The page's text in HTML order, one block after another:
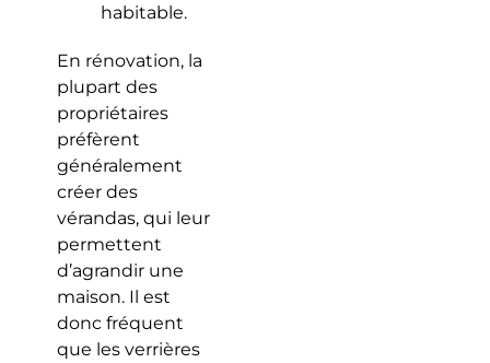
habitable.
En rénovation, la
plupart des
propriétaires
préfèrent
généralement
créer des
vérandas, qui leur
permettent
d’agrandir une
maison. Il est
donc fréquent
que les verrières